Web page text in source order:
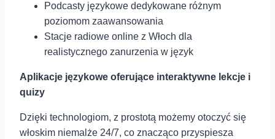
Podcasty językowe dedykowane⁢ różnym
poziomom zaawansowania
Stacje ⁣radiowe online z Włoch dla
⁤realistycznego zanurzenia w język
Aplikacje językowe oferujące interaktywne lekcje ⁣i
quizy
Dzięki technologiom, z prostotą‍ możemy otoczyć się
włoskim niemalże 24/7, co znacząco przyspiesza